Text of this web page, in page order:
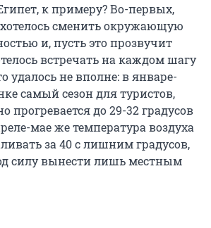
к примеру? Во-первых,
сменить окружающую
и, пусть это прозвучит
встречать на каждом шагу
удалось не вполне: в январе-
самый сезон для туристов,
прогревается до 29-32 градусов
мае же температура воздуха
за 40 с лишним градусов,
силу вынести лишь местным